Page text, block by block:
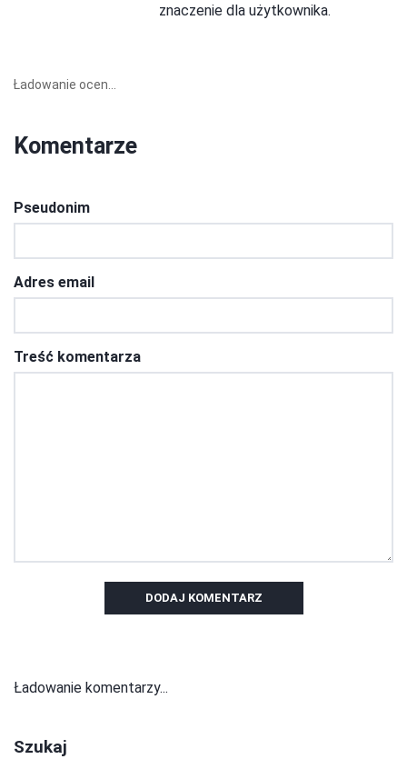
znaczenie dla użytkownika.
Ładowanie ocen...
Komentarze
Pseudonim
Adres email
Treść komentarza
DODAJ KOMENTARZ
Ładowanie komentarzy...
Szukaj